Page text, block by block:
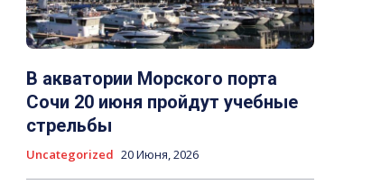
В акватории Морского порта
Сочи 20 июня пройдут учебные
стрельбы
Uncategorized 20 Июня, 2026